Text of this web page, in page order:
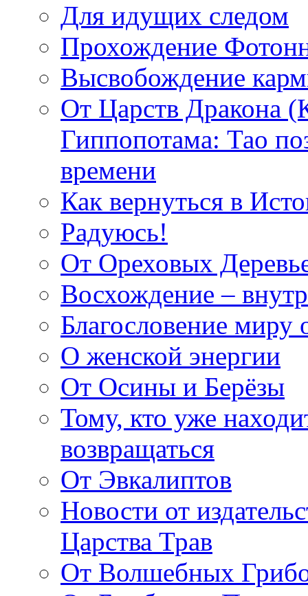
Для идущих следом
Прохождение
Высвобождение
От Царств Дракона
Гиппопотама: Тао
времени
Как вернуться в
Радуюсь!
От Ореховых
Восхождение –
Благословение миру
О женской энергии
От Осины и Берёзы
Тому, кто уже
возвращаться
От Эвкалиптов
Новости от
Царства Трав
От Волшебных